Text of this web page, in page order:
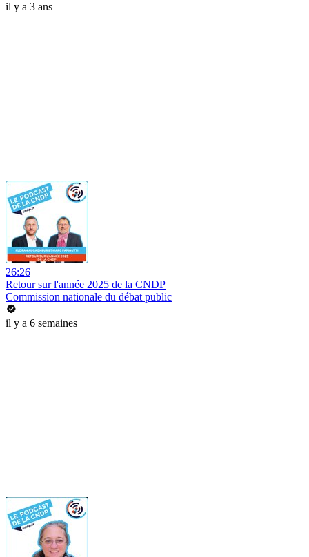
il y a 3 ans
26:26
Retour sur l'année 2025 de la CNDP
Commission nationale du débat public
il y a 6 semaines